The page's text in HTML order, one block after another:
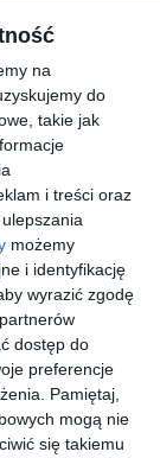
na
do
takie jak
i treści oraz
możemy
i identyfikację
wyrazić zgodę
dostęp do
preferencje
Pamiętaj,
mogą nie
się takiemu
tempo
ożywia mroczne
Weekly
Żniw stał się
świat
fabuła i
-- i tylko ona
autorka numer
2013
w college'u
Czas Żniw,